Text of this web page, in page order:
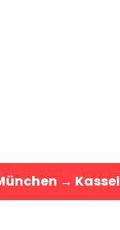
→ Kassel